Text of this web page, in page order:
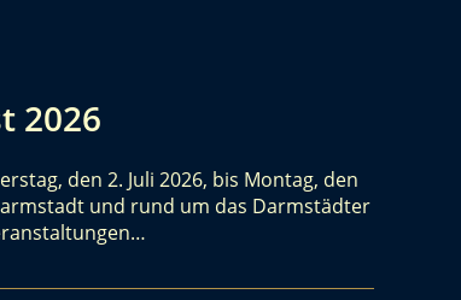
2026
den 2. Juli 2026, bis Montag, den
und rund um das Darmstädter